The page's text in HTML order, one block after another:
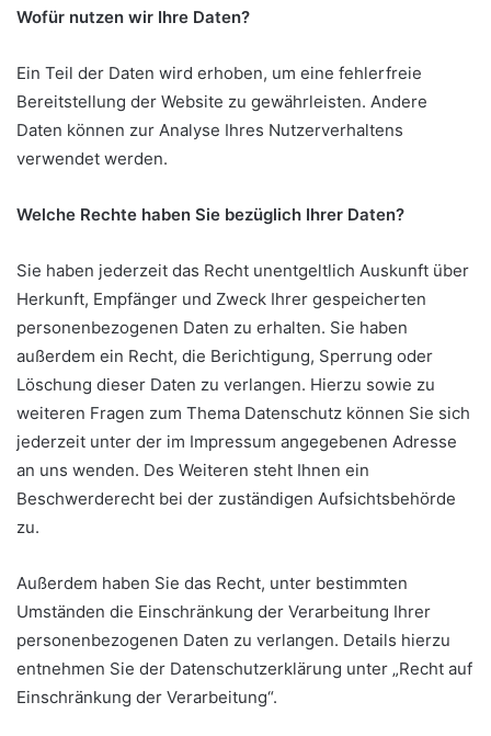
Wofür nutzen wir Ihre Daten?
Ein Teil der Daten wird erhoben, um eine fehlerfreie
Bereitstellung der Website zu gewährleisten. Andere
Daten können zur Analyse Ihres Nutzerverhaltens
verwendet werden.
Welche Rechte haben Sie bezüglich Ihrer Daten?
Sie haben jederzeit das Recht unentgeltlich Auskunft über
Herkunft, Empfänger und Zweck Ihrer gespeicherten
personenbezogenen Daten zu erhalten. Sie haben
außerdem ein Recht, die Berichtigung, Sperrung oder
Löschung dieser Daten zu verlangen. Hierzu sowie zu
weiteren Fragen zum Thema Datenschutz können Sie sich
jederzeit unter der im Impressum angegebenen Adresse
an uns wenden. Des Weiteren steht Ihnen ein
Beschwerderecht bei der zuständigen Aufsichtsbehörde
zu.
Außerdem haben Sie das Recht, unter bestimmten
Umständen die Einschränkung der Verarbeitung Ihrer
personenbezogenen Daten zu verlangen. Details hierzu
entnehmen Sie der Datenschutzerklärung unter „Recht auf
Einschränkung der Verarbeitung“.